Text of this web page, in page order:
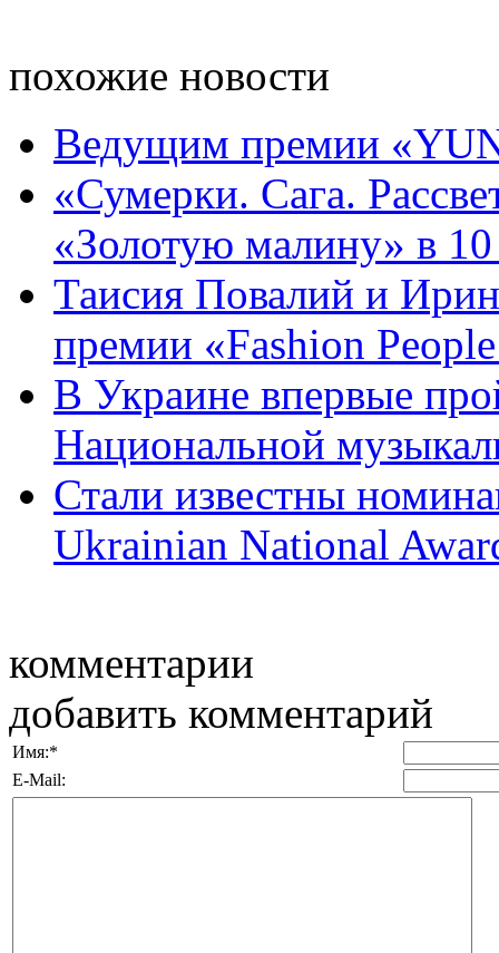
похожие новости
Ведущим премии
«Сумерки. Сага.
«Золотую малину» в 10
Таисия Повалий и
премии «Fashion
В Украине впервые
Национальной
Стали известны
Ukrainian National
комментарии
добавить комментарий
Имя:*
E-Mail: